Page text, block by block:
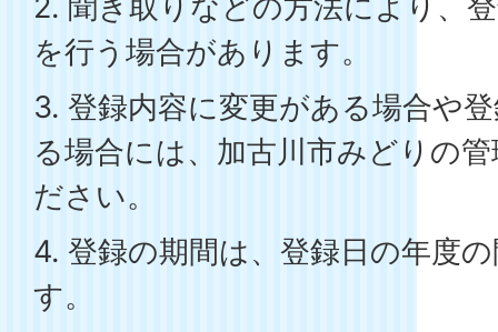
2. 聞き取りなどの方法により、
を行う場合があります。
3. 登録内容に変更がある場合や
る場合には、加古川市みどりの
ださい。
4. 登録の期間は、登録日の年度
す。